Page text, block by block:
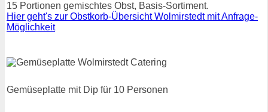
15 Portionen gemischtes Obst, Basis-Sortiment.
Hier geht's zur Obstkorb-Übersicht Wolmirstedt mit Anfrage-
Möglichkeit
Gemüseplatte mit Dip für 10 Personen